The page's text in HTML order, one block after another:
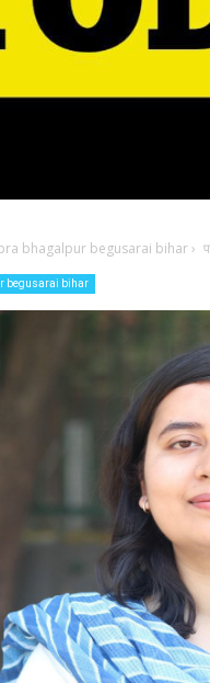
bhagalpur begusarai bihar›
begusarai bihar